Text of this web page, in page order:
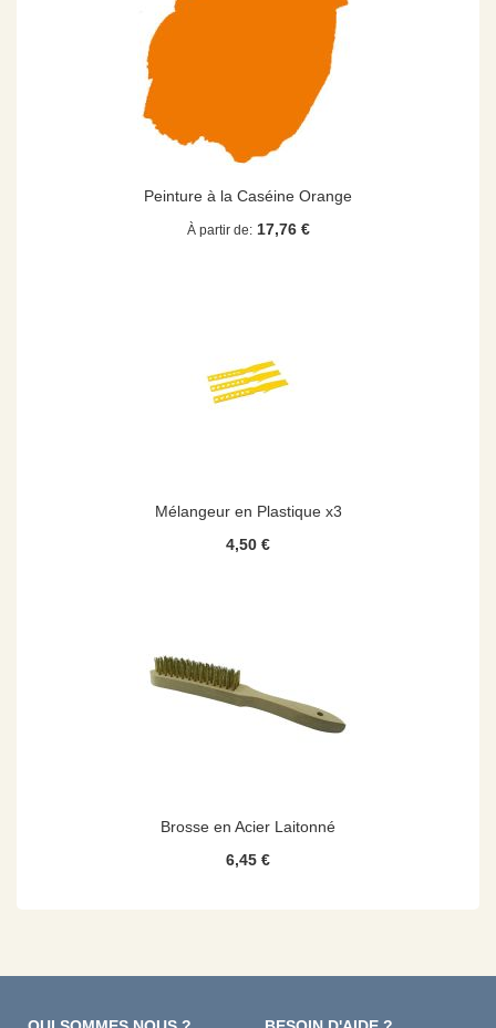
Peinture à la Caséine Orange
À partir de 17,76 €
Mélangeur en Plastique x3
4,50 €
Brosse en Acier Laitonné
6,45 €